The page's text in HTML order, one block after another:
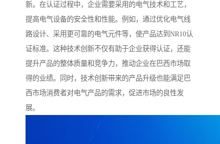
新。在认证过程中，企业需要采用的电气技术和工艺，
提高电气设备的安全性和性能。例如，通过优化电气线
路设计、采用更可靠的电气元件等，使产品达到NR10认
证标准。这种技术创新不仅有助于企业获得认证，还能
提升产品的整体质量和竞争力，推动企业在巴西市场取
得的业绩。同时，技术创新带来的产品升级也能满足巴
西市场消费者对电气产品的需求，促进市场的良性发
展。